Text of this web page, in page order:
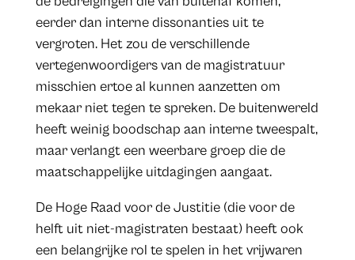
eerder dan interne dissonanties uit te
vergroten. Het zou de verschillende
vertegenwoordigers van de magistratuur
misschien ertoe al kunnen aanzetten om
mekaar niet tegen te spreken. De buitenwereld
heeft weinig boodschap aan interne tweespalt,
maar verlangt een weerbare groep die de
maatschappelijke uitdagingen aangaat.
De Hoge Raad voor de Justitie (die voor de
helft uit niet-magistraten bestaat) heeft ook
een belangrijke rol te spelen in het vrijwaren